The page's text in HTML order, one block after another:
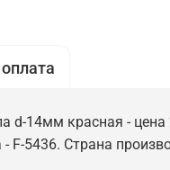
d-14мм красная -
F-5436. Страна